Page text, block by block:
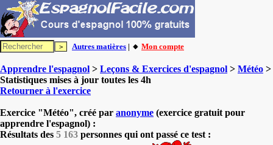
Autres matières | 🔸 Mon compte
Apprendre l'espagnol > Leçons & Exercices d'espagnol > Météo >
Statistiques mises à jour toutes les 4h
Retourner à l'exercice
Exercice "Météo", créé par anonyme (exercice gratuit pour
apprendre l'espagnol) :
Résultats des 5 163 personnes qui ont passé ce test :